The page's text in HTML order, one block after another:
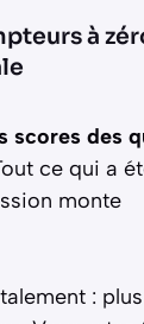
à
scores des
ce qui a
monte
: